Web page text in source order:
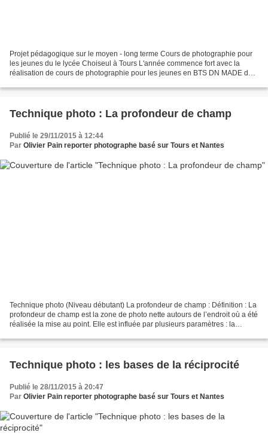
Projet pédagogique sur le moyen - long terme Cours de photographie pour
les jeunes du le lycée Choiseul à Tours L'année commence fort avec la
réalisation de cours de photographie pour les jeunes en BTS DN MADE du
Technique photo : La profondeur de champ
Publié le 29/11/2015 à 12:44
Par Olivier Pain reporter photographe basé sur Tours et Nantes
Technique photo (Niveau débutant) La profondeur de champ : Définition : La
profondeur de champ est la zone de photo nette autours de l’endroit où a été
réalisée la mise au point. Elle est influée par plusieurs paramètres : la
Technique photo : les bases de la réciprocité
Publié le 28/11/2015 à 20:47
Par Olivier Pain reporter photographe basé sur Tours et Nantes